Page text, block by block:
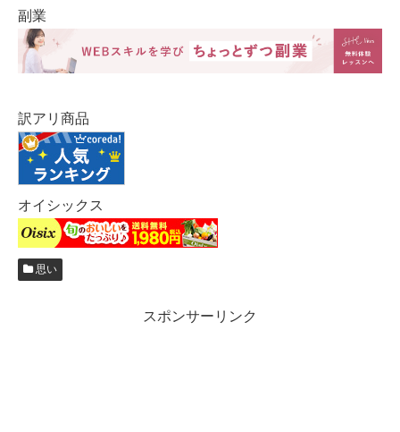
副業
訳アリ商品
オイシックス
思い
スポンサーリンク